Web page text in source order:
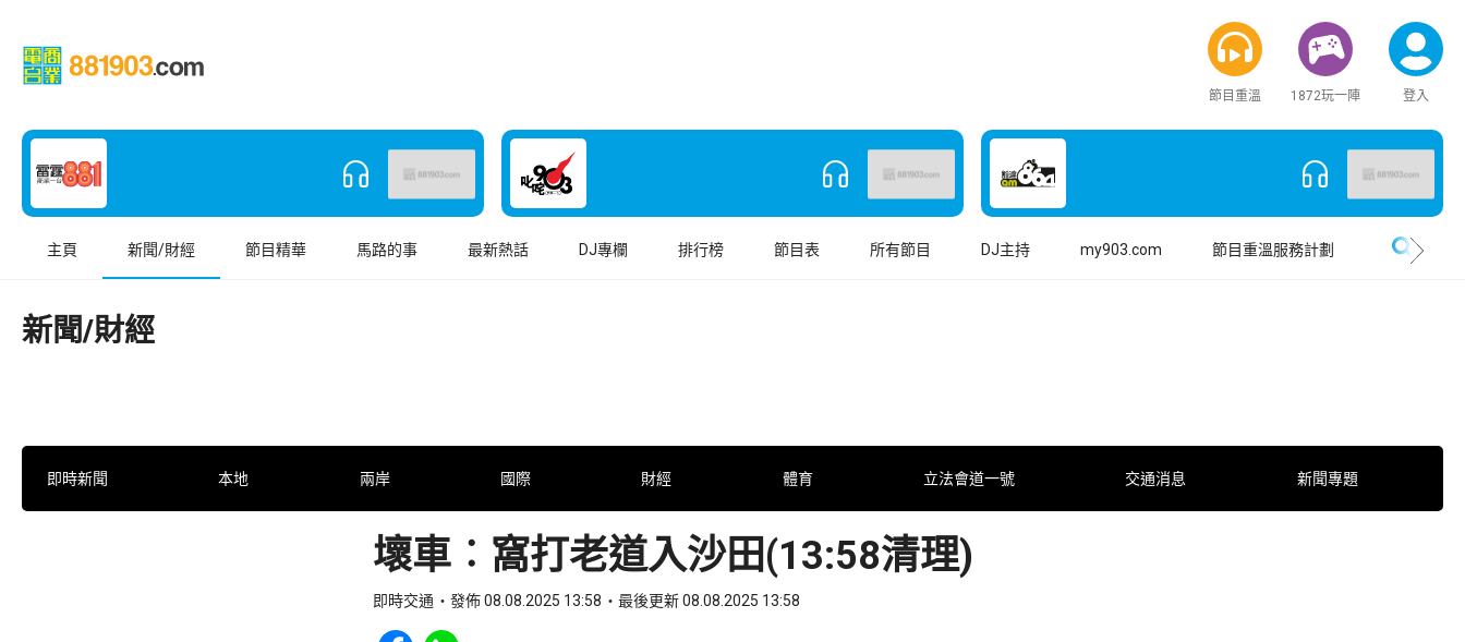
節目重溫 1872玩一陣 登入
主頁 新聞/財經 節目精華 馬路的事 最新熱話 DJ專欄 排行榜 節目表 所有節目 DJ主持 my903.com 節目重溫服務計劃
新聞/財經
即時新聞 本地 兩岸 國際 財經 體育 立法會道一號 交通消息 新聞專題
壞車︰窩打老道入沙田(13:58清理)
即時交通 發佈 08.08.2025 13:58 最後更新 08.08.2025 13:58
Share to Facebook
Share to WhatsApp